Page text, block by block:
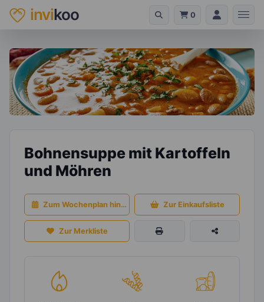
invikoo 0
Bohnensuppe mit Kartoffeln
und Möhren
Zum Wochenplan hinzufügen Zur Einkaufsliste
Zur Merkliste